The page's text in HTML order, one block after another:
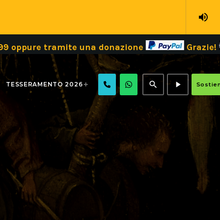
volume_up
una donazione Grazie! Dona il tuo
TESSERAMENTO 2026 search play_arrow